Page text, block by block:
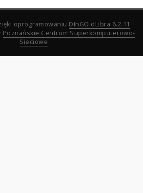
oprogramowaniu DInGO dLibra 6.2.11
Poznańskie Centrum Superkomputerowo-
Sieciowe